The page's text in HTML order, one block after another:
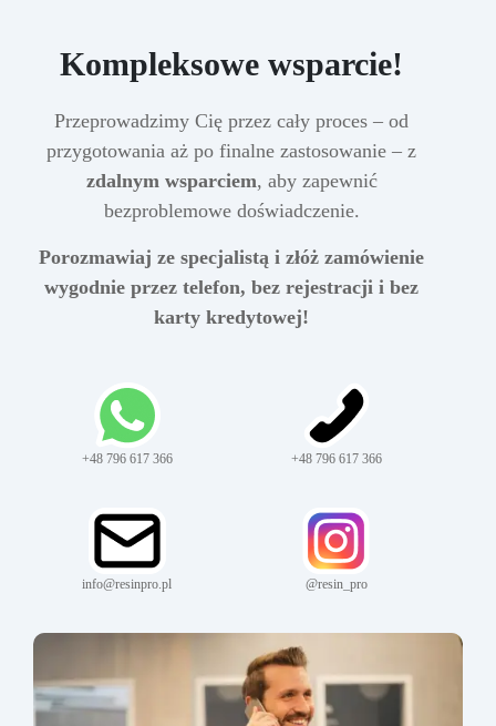
Kompleksowe wsparcie!
Przeprowadzimy Cię przez cały proces – od
przygotowania aż po finalne zastosowanie – z
zdalnym wsparciem, aby zapewnić
bezproblemowe doświadczenie.
Porozmawiaj ze specjalistą i złóż zamówienie
wygodnie przez telefon, bez rejestracji i bez
karty kredytowej!
+48 796 617 366 +48 796 617 366
info@resinpro.pl @resin_pro